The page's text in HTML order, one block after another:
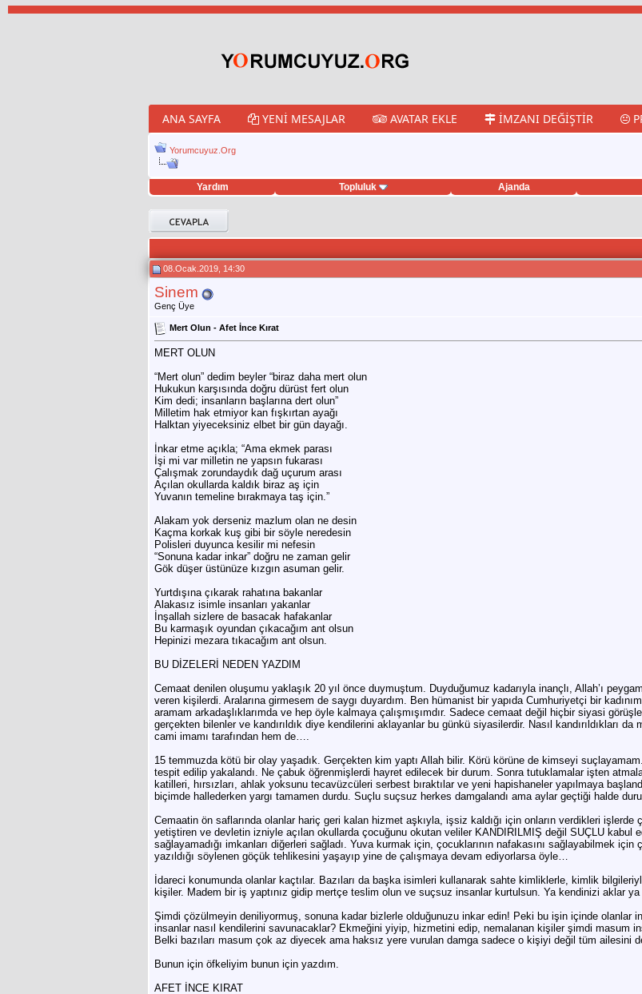
ANA SAYFA YENI MESAJLAR AVATAR EKLE İMZANI DEĞIŞTIR
Yorumcuyuz.Org
Yardım Topluluk Ajanda
twitter retweet hilesi
08.Ocak.2019, 14:30
Sinem
Genç Üye
Mert Olun - Afet İnce Kırat
MERT OLUN
“Mert olun” dedim beyler “biraz daha mert olun
Hukukun karşısında doğru dürüst fert olun
Kim dedi; insanların başlarına dert olun”
Milletim hak etmiyor kan fışkırtan ayağı
Halktan yiyeceksiniz elbet bir gün dayağı.
İnkar etme açıkla; “Ama ekmek parası
İşi mi var milletin ne yapsın fukarası
Çalışmak zorundaydık dağ uçurum arası
Açılan okullarda kaldık biraz aş için
Yuvanın temeline bırakmaya taş için.”
Alakam yok derseniz mazlum olan ne desin
Kaçma korkak kuş gibi bir söyle neredesin
Polisleri duyunca kesilir mi nefesin
“Sonuna kadar inkar” doğru ne zaman gelir
Gök düşer üstünüze kızgın asuman gelir.
Yurtdışına çıkarak rahatına bakanlar
Alakasız isimle insanları yakanlar
İnşallah sizlere de basacak hafakanlar
Bu karmaşık oyundan çıkacağım ant olsun
Hepinizi mezara tıkacağım ant olsun.
BU DİZELERİ NEDEN YAZDIM
Cemaat denilen oluşumu yaklaşık 20 yıl önce duymuştum. Duyduğumuz kadarıyla inançlı, Allah’ı
veren kişilerdi. Aralarına girmesem de saygı duyardım. Ben hümanist bir yapıda Cumhuriyetçi bir
aramam arkadaşlıklarımda ve hep öyle kalmaya çalışmışımdır. Sadece cemaat değil hiçbir siyasi
gerçekten bilenler ve kandırıldık diye kendilerini aklayanlar bu günkü siyasilerdir. Nasıl kandırıldıkları
cami imamı tarafından hem de….
15 temmuzda kötü bir olay yaşadık. Gerçekten kim yaptı Allah bilir. Körü körüne de kimseyi
tespit edilip yakalandı. Ne çabuk öğrenmişlerdi hayret edilecek bir durum. Sonra tutuklamalar işten
katilleri, hırsızları, ahlak yoksunu tecavüzcüleri serbest bıraktılar ve yeni hapishaneler yapılmaya
biçimde hallederken yargı tamamen durdu. Suçlu suçsuz herkes damgalandı ama aylar geçtiği halde
Cemaatin ön saflarında olanlar hariç geri kalan hizmet aşkıyla, işsiz kaldığı için onların verdikleri işlerde
yetiştiren ve devletin izniyle açılan okullarda çocuğunu okutan veliler KANDIRILMIŞ değil SUÇLU kabul
sağlayamadığı imkanları diğerleri sağladı. Yuva kurmak için, çocuklarının nafakasını sağlayabilmek
yazıldığı söylenen göçük tehlikesini yaşayıp yine de çalışmaya devam ediyorlarsa öyle…
İdareci konumunda olanlar kaçtılar. Bazıları da başka isimleri kullanarak sahte kimliklerle, kimlik
kişiler. Madem bir iş yaptınız gidip mertçe teslim olun ve suçsuz insanlar kurtulsun. Ya kendinizi aklar ya
Şimdi çözülmeyin deniliyormuş, sonuna kadar bizlerle olduğunuzu inkar edin! Peki bu işin içinde olanlar
insanlar nasıl kendilerini savunacaklar? Ekmeğini yiyip, hizmetini edip, nemalanan kişiler şimdi masum
Belki bazıları masum çok az diyecek ama haksız yere vurulan damga sadece o kişiyi değil tüm ailesini
Bunun için öfkeliyim bunun için yazdım.
AFET İNCE KIRAT